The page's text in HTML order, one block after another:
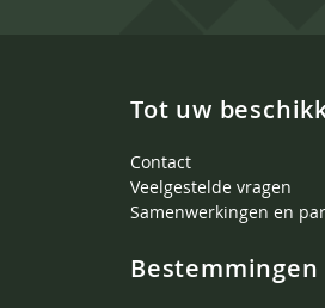
Tot uw
Contact
Veelgestelde vragen
Samenwerkingen en
Bestemmingen